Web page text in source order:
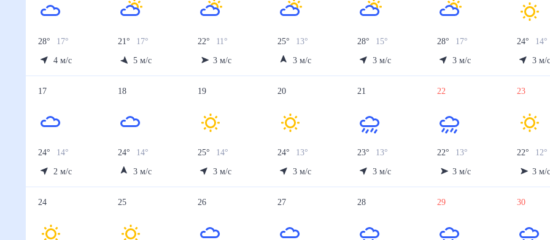
28° 17°
4 м/с
21° 17°
5 м/с
22° 11°
3 м/с
25° 13°
3 м/с
28° 15°
3 м/с
28° 17°
3 м/с
24° 14°
3 м/
17
24° 14°
2 м/с
18
24° 14°
3 м/с
19
25° 14°
3 м/с
20
24° 13°
3 м/с
21
23° 13°
3 м/с
22
22° 13°
3 м/с
23
22° 12°
3 м/
24 25 26 27 28 29 30